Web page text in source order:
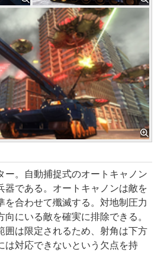
。自動捕捉式のオートキャノン
器である。オートキャノンは敵を
を合わせて殲滅する。対地制圧力
にいる敵を確実に排除できる。
囲は限定されるため、射角は下方
は対応できないという欠点を持